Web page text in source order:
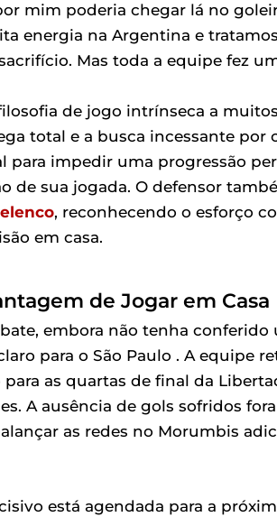
mim poderia chegar lá no
energia na Argentina e
Mas toda a equipe fez
de jogo intrínseca a
total e a busca incessante por
impedir uma progressão
de sua jogada. O defensor
elenco, reconhecendo o esforço
em casa.
de Jogar em Casa
embora não tenha
para o São Paulo . A equipe
as quartas de final da
A ausência de gols sofridos
as redes no Morumbis
está agendada para a